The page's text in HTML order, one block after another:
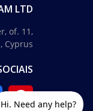
LTD
of. 11,
Cyprus